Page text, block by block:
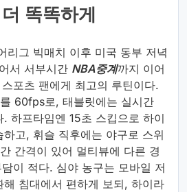
똑똑하게
리그 빅매치 이후 미국 동부 저녁
서 서부시간 NBA중계까지 이어
스포츠 팬에게 최고의 루틴이다.
60fps로, 태블릿에는 실시간
. 하프타임엔 15초 스킵으로 하이
고, 휘슬 직후에는 야구로 스위
간격이 있어 멀티뷰에 다른 경
이 적다. 심야 농구는 모바일 저
해 침대에서 편하게 보되, 하이라